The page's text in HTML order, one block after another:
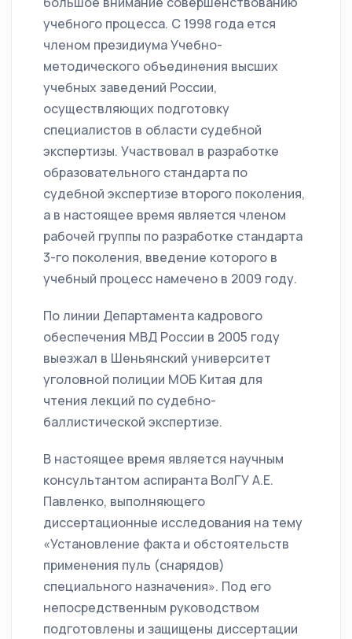
учебного процесса. С 1998 года ется
членом президиума Учебно-
методического объединения высших
учебных заведений России,
осуществляющих подготовку
специалистов в области судебной
экспертизы. Участвовал в разработке
образовательного стандарта по
судебной экспертизе второго поколения,
а в настоящее время является членом
рабочей группы по разработке стандарта
3-го поколения, введение которого в
учебный процесс намечено в 2009 году.
По линии Департамента кадрового
обеспечения МВД России в 2005 году
выезжал в Шеньянский университет
уголовной полиции МОБ Китая для
чтения лекций по судебно-
баллистической экспертизе.
В настоящее время является научным
консультантом аспиранта ВолГУ А.Е.
Павленко, выполняющего
диссертационные исследования на тему
«Установление факта и обстоятельств
применения пуль (снарядов)
специального назначения». Под его
непосредственным руководством
подготовлены и защищены диссертации